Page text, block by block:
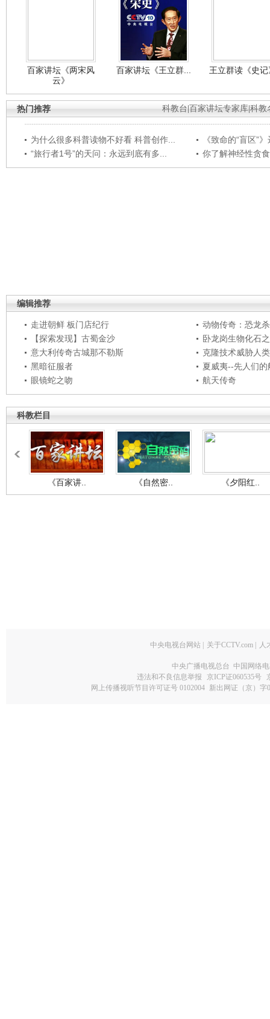
百家讲坛《两宋风
云》
百家讲坛《王立群... 王立群读《史
科教台 百家讲坛专家库 科教
热门推荐
为什么很多科普读物不好看 科普创作...
《致命的“盲区”
“旅行者1号”的天问：永远到底有多...
你了解神经性贪
编辑推荐
走进朝鲜 板门店纪行
动物传奇：恐龙
【探索发现】古蜀金沙
卧龙岗生物化石
意大利传奇古城那不勒斯
克隆技术威胁人
黑暗征服者
夏威夷--先人们的
眼镜蛇之吻
航天传奇
科教栏目
《百家讲.. 《自然密.. 《夕阳红..
中央电视台网站 关于CCTV.com 人
中央广播电视总台 中国网络
违法和不良信息举报
京ICP证060535号
网上传播视听节目许可证号 0102004 新出网证（京）